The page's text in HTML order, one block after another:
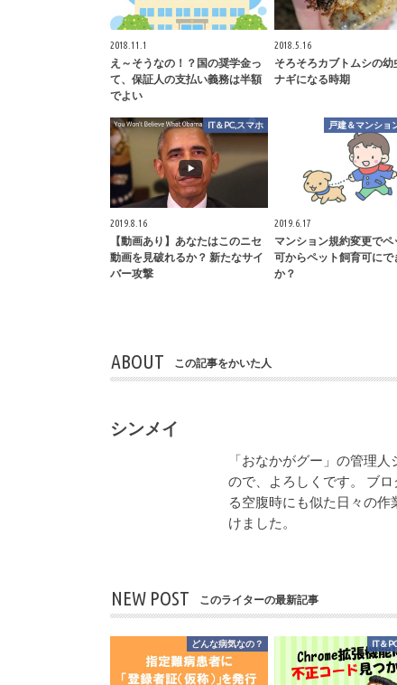
2018.11.1
え～そうなの！？国の奨学金っ
て、保証人の支払い義務は半額
でよい
2018.5.16
そろそろカブトムシの幼
ナギになる時期
IT＆PC,スマホ
2019.8.16
【動画あり】あなたはこのニセ
動画を見破れるか？ 新たなサイ
バー攻撃
戸建＆マンショ
2019.6.17
マンション規約変更でペ
可からペット飼育可にで
か？
ABOUT この記事をかいた人
シンメイ
「おなかがグー」の管理
ので、よろしくです。 ブ
る空腹時にも似た日々の
けました。
NEW POST このライターの最新記事
どんな病気なの？ IT＆